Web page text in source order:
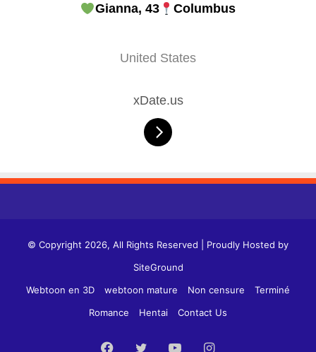
Gianna, 43 Columbus
United States
xDate.us
© Copyright 2026, All Rights Reserved | Proudly Hosted by
SiteGround
Webtoon en 3D
webtoon mature Non censure
Terminé
Romance
Hentai Contact Us
Facebook
Twitter YouTubeInstagram